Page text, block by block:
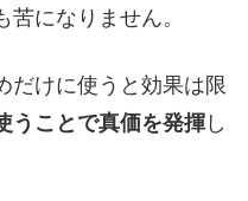
になりません。
だけに使うと効果は限
うことで真価を発揮 し